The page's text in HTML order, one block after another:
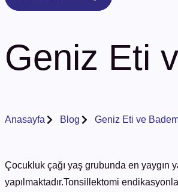
Geniz Eti
Anasayfa Blog Geniz Eti ve
Çocukluk çağı yaş grubunda en yaygın
yapılmaktadır.Tonsillektomi